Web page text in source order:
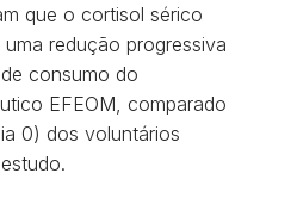
que o cortisol sérico
redução progressiva
consumo do
EFEOM, comparado
0) dos voluntários